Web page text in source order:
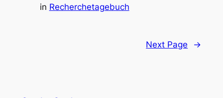
in Recherchetagebuch
Next Page →